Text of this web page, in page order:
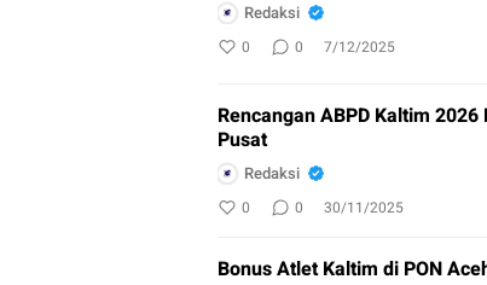
Redaksi
0 0 7/12/2025
Rencangan ABPD Kaltim
Pusat
Redaksi
0 0 30/11/2025
Bonus Atlet Kaltim di PON